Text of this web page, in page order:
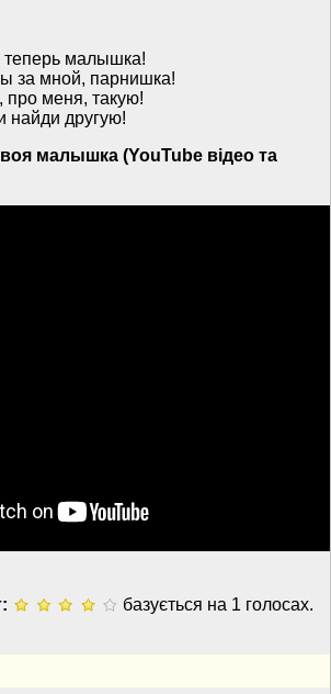
теперь малышка!
за мной, парнишка!
меня, такую!
найди другую!
малышка (YouTube відео та
базується на 1 голосах.